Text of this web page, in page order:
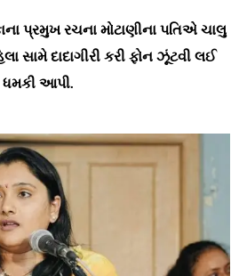
પ્રમુખ રચના મોટાણીના પતિએ ચાલુ
સામે દાદાગીરી કરી ફોન ઝૂંટવી લઈ
આપી.